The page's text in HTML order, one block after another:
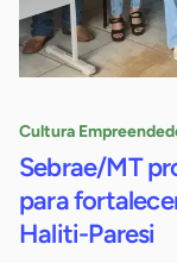
Cultura
Sebrae/MT
para
Haliti-Paresi